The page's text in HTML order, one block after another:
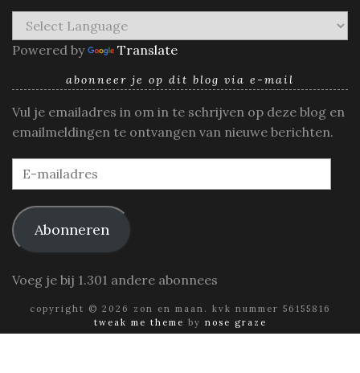
Powered by Translate
abonneer je op dit blog via e-mail
Vul je emailadres in om in te schrijven op deze blog en
emailmeldingen te ontvangen van nieuwe berichten.
E-
mailadres
Abonneren
Voeg je bij 1.301 andere abonnees
copyright © 2026 zon en maan. kvk nummer 56155816
tweak me theme by nose graze